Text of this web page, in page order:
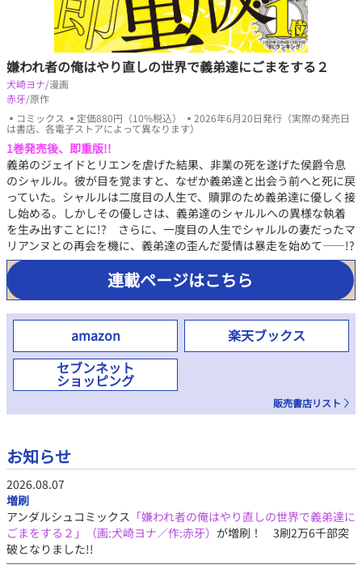
嫌われ者の俺はやり直しの世界で義弟達にごまをする２
犬崎ヨナ/漫画
赤牙/原作
▪コミックス ▪定価880円（10%税込） ▪2026年6月20日発行（実際の発売日
は書店、各電子ストアによって異なります）
1巻発売後、即重版!!
義弟のジェイドとリエンを虐げた結果、非業の死を遂げた侯爵令息
のシャルル。彼が目を覚ますと、なぜか義弟達と出会う前へと死に戻
っていた。シャルルは二度目の人生で、贖罪のため義弟達に優しく接
し始める。しかしその優しさは、義弟達のシャルルへの異様な執着
を生み出すことに!? さらに、一度目の人生でシャルルの妻だったマ
リアンヌとの再会を機に、義弟達の歪んだ愛情は暴走を始めて――!?
連載ページはこちら
amazon
楽天ブックス
セブンネット
ショッピング
販売書店リスト
お知らせ
2026.08.07
増刷
アンダルシュコミックス 「嫌われ者の俺はやり直しの世界で義弟達に
ごまをする２」（画:犬崎ヨナ／作:赤牙） が増刷！ 3刷2万6千部突
破となりました!!